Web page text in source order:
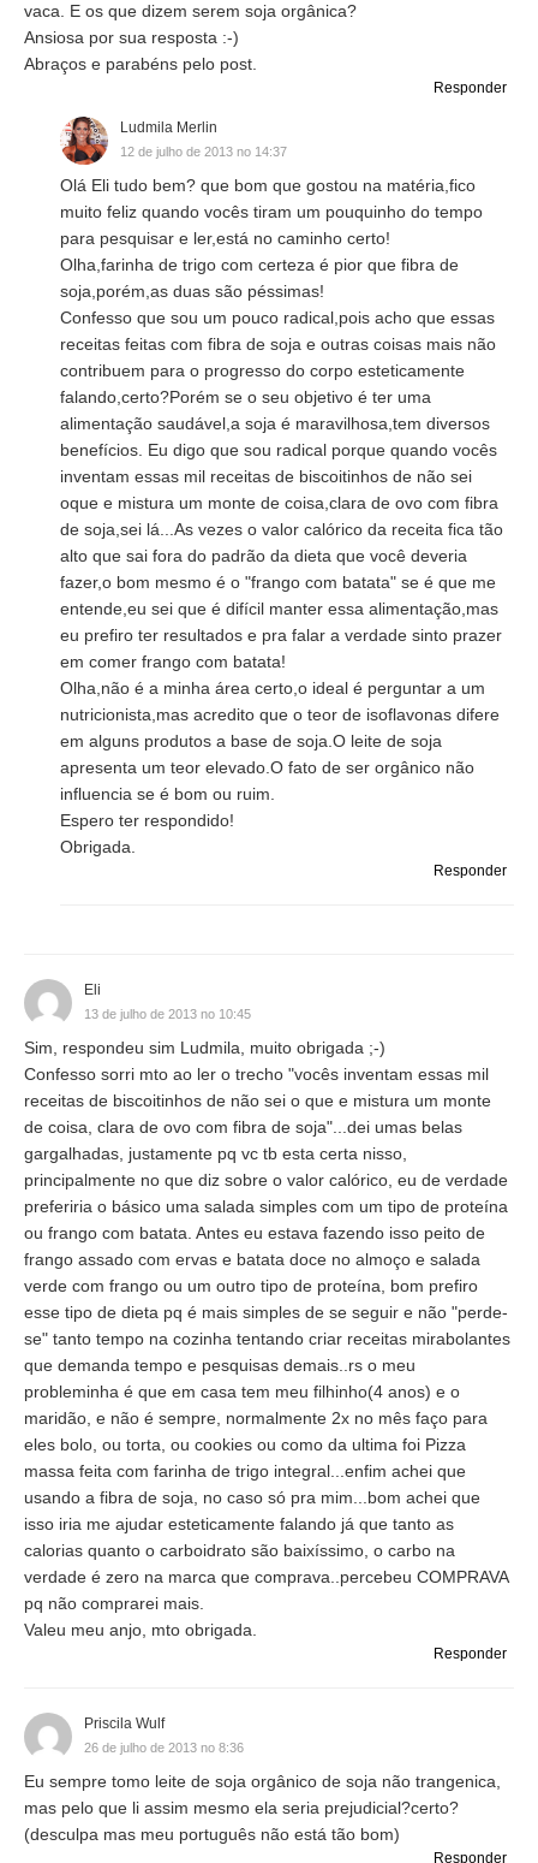
vaca. E os que dizem serem soja orgânica?
Ansiosa por sua resposta :-)
Abraços e parabéns pelo post.
Responder
Ludmila Merlin
12 de julho de 2013 no 14:37
Olá Eli tudo bem? que bom que gostou na matéria,fico
muito feliz quando vocês tiram um pouquinho do tempo
para pesquisar e ler,está no caminho certo!
Olha,farinha de trigo com certeza é pior que fibra de
soja,porém,as duas são péssimas!
Confesso que sou um pouco radical,pois acho que essas
receitas feitas com fibra de soja e outras coisas mais não
contribuem para o progresso do corpo esteticamente
falando,certo?Porém se o seu objetivo é ter uma
alimentação saudável,a soja é maravilhosa,tem diversos
benefícios. Eu digo que sou radical porque quando vocês
inventam essas mil receitas de biscoitinhos de não sei
oque e mistura um monte de coisa,clara de ovo com fibra
de soja,sei lá...As vezes o valor calórico da receita fica tão
alto que sai fora do padrão da dieta que você deveria
fazer,o bom mesmo é o "frango com batata" se é que me
entende,eu sei que é difícil manter essa alimentação,mas
eu prefiro ter resultados e pra falar a verdade sinto prazer
em comer frango com batata!
Olha,não é a minha área certo,o ideal é perguntar a um
nutricionista,mas acredito que o teor de isoflavonas difere
em alguns produtos a base de soja.O leite de soja
apresenta um teor elevado.O fato de ser orgânico não
influencia se é bom ou ruim.
Espero ter respondido!
Obrigada.
Responder
Eli
13 de julho de 2013 no 10:45
Sim, respondeu sim Ludmila, muito obrigada ;-)
Confesso sorri mto ao ler o trecho "vocês inventam essas mil
receitas de biscoitinhos de não sei o que e mistura um monte
de coisa, clara de ovo com fibra de soja"...dei umas belas
gargalhadas, justamente pq vc tb esta certa nisso,
principalmente no que diz sobre o valor calórico, eu de verdade
preferiria o básico uma salada simples com um tipo de proteína
ou frango com batata. Antes eu estava fazendo isso peito de
frango assado com ervas e batata doce no almoço e salada
verde com frango ou um outro tipo de proteína, bom prefiro
esse tipo de dieta pq é mais simples de se seguir e não "perde-
se" tanto tempo na cozinha tentando criar receitas mirabolantes
que demanda tempo e pesquisas demais..rs o meu
probleminha é que em casa tem meu filhinho(4 anos) e o
maridão, e não é sempre, normalmente 2x no mês faço para
eles bolo, ou torta, ou cookies ou como da ultima foi Pizza
massa feita com farinha de trigo integral...enfim achei que
usando a fibra de soja, no caso só pra mim...bom achei que
isso iria me ajudar esteticamente falando já que tanto as
calorias quanto o carboidrato são baixíssimo, o carbo na
verdade é zero na marca que comprava..percebeu COMPRAVA
pq não comprarei mais.
Valeu meu anjo, mto obrigada.
Responder
Priscila Wulf
26 de julho de 2013 no 8:36
Eu sempre tomo leite de soja orgânico de soja não trangenica,
mas pelo que li assim mesmo ela seria prejudicial?certo?
(desculpa mas meu português não está tão bom)
Responder